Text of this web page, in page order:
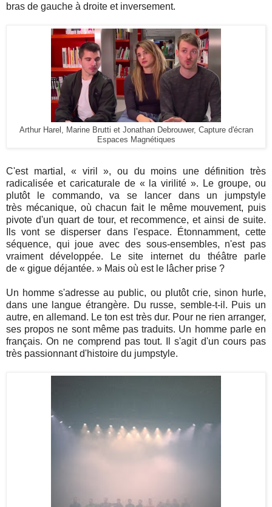
bras de gauche à droite et inversement.
Arthur Harel, Marine Brutti et Jonathan Debrouwer, Capture d'écran
Espaces Magnétiques
C'est martial, « viril », ou du moins une définition très
radicalisée et caricaturale de « la virilité ».
Le groupe, ou
plutôt le commando, va se lancer dans un jumpstyle
très mécanique, où chacun fait le même mouvement, puis
pivote d'un quart de tour, et recommence, et ainsi de suite.
Ils vont se disperser dans l'espace. Étonnamment, cette
séquence, qui joue avec des sous-ensembles, n'est pas
vraiment développée. Le site internet du théâtre parle
de « gigue déjantée. » Mais où est le lâcher prise ?
Un homme s'adresse au public, ou plutôt crie, sinon hurle,
dans une langue étrangère. Du russe, semble-t-il. Puis un
autre, en allemand. Le ton est très dur. Pour ne rien arranger,
ses propos ne sont même pas traduits. Un homme parle en
français. On ne comprend pas tout. Il s'agit d'un cours pas
très passionnant d'histoire du jumpstyle.